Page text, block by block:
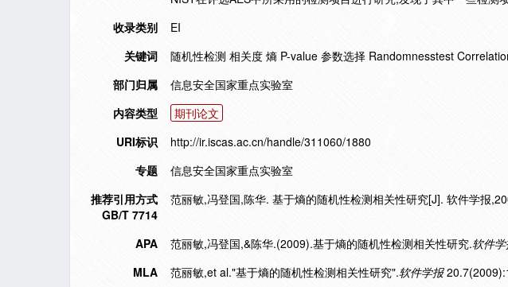
收录类别
EI
关键词
随机性检测 相关度 熵 P-value 参数选择 Randomnesstest
部门归属
信息安全国家重点实验室
内容类型
期刊论文
URI标识
http://ir.iscas.ac.cn/handle/311060/1880
专题
信息安全国家重点实验室
推荐引用方式
GB/T 7714
范丽敏,冯登国,陈华. 基于熵的随机性检测相关性研究[J]. 软件学报
APA 范丽敏,冯登国,&陈华.(2009).基于熵的随机性检测相关性研究.软件
MLA
范丽敏,et al."基于熵的随机性检测相关性研究".软件学报